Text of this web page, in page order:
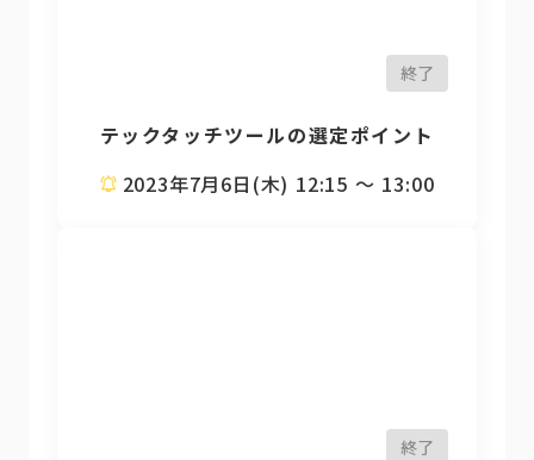
終了
テックタッチツールの選定ポイント
2023年7月6日(木) 12:15 〜 13:00
終了